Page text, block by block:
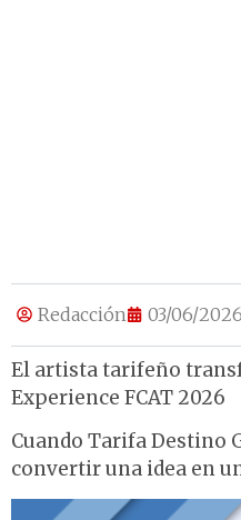
Redacción 03/06/2026
El artista tarifeño
Experience FCAT 2026
Cuando Tarifa Destino
convertir una idea en